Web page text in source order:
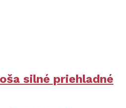
silné priehladné